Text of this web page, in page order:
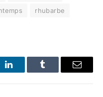
rhubarbe
LinkedInTumblr Email